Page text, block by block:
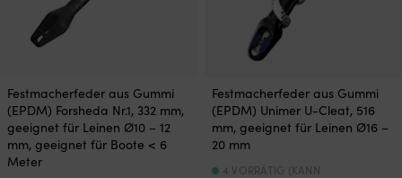
Festmacherfeder aus Gummi
(EPDM) Forsheda Nr.1, 332 mm,
geeignet für Leinen Ø10 – 12
mm, geeignet für Boote < 6
Meter
Festmacherfeder aus Gummi
(EPDM) Unimer U-Cleat, 516
mm, geeignet für Leinen Ø16 –
20 mm
4 VORRÄTIG (KANN